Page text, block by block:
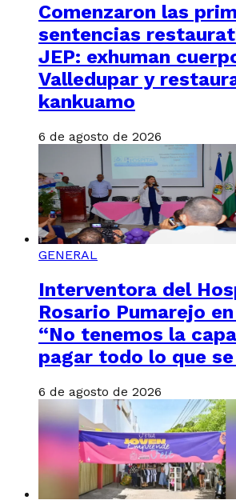
Comenzaron las
sentencias
JEP: exhuman
Valledupar y
kankuamo
6 de agosto de 2026
GENERAL
Interventora del
Rosario Pumarejo
“No tenemos la
pagar todo lo que se
6 de agosto de 2026